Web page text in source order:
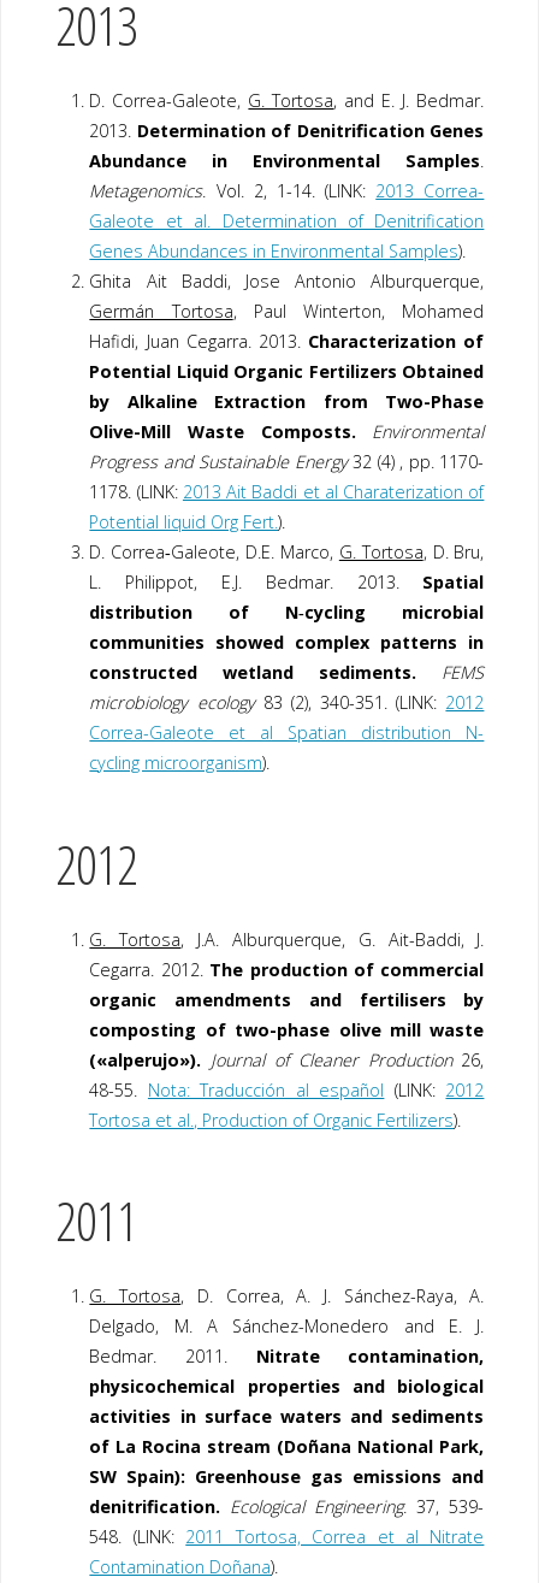
2013
D. Correa-Galeote, G. Tortosa, and E. J. Bedmar.
2013. Determination of Denitrification Genes
Abundance in Environmental Samples.
Metagenomics. Vol. 2, 1-14. (LINK: 2013 Correa-
Galeote et al. Determination of Denitrification
Genes Abundances in Environmental Samples).
Ghita Ait Baddi, Jose Antonio Alburquerque,
Germán Tortosa, Paul Winterton, Mohamed
Hafidi, Juan Cegarra. 2013. Characterization of
Potential Liquid Organic Fertilizers Obtained
by Alkaline Extraction from Two-Phase
Olive-Mill Waste Composts.
Environmental
Progress and Sustainable Energy32 (4) , pp. 1170-
1178. (LINK: 2013 Ait Baddi et al Charaterization of
Potential liquid Org Fert.).
D. Correa‐Galeote, D.E. Marco, G. Tortosa, D. Bru,
L. Philippot, E.J. Bedmar. 2013. Spatial
distribution of N‐cycling microbial
communities showed complex patterns in
constructed wetland sediments.
FEMS
microbiology ecology83 (2), 340-351. (LINK: 2012
Correa-Galeote et al Spatian distribution N-
cycling microorganism).
2012
G. Tortosa, J.A. Alburquerque, G. Ait-Baddi, J.
Cegarra. 2012. The production of commercial
organic amendments and fertilisers by
composting of two-phase olive mill waste
(«alperujo»). Journal of Cleaner Production26,
48-55. Nota: Traducción al español (LINK: 2012
Tortosa et al., Production of Organic Fertilizers).
2011
G. Tortosa, D. Correa, A. J. Sánchez-Raya, A.
Delgado, M. A Sánchez-Monedero and E. J.
Bedmar. 2011. Nitrate contamination,
physicochemical properties and biological
activities in surface waters and sediments
of La Rocina stream (Doñana National Park,
SW Spain): Greenhouse gas emissions and
denitrification. Ecological Engineering. 37, 539-
548. (LINK: 2011 Tortosa, Correa et al Nitrate
Contamination Doñana).